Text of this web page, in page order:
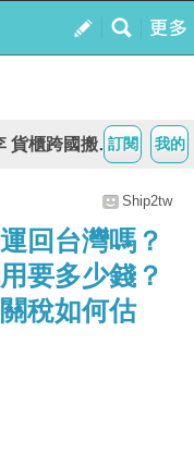
我的
訂閱
購大型物品回台灣
Ship2tw
回台灣嗎？
要多少錢？
稅如何估